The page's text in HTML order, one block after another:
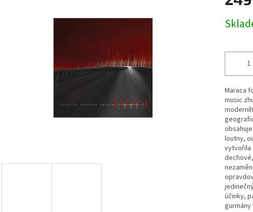
cena:
Maraca
music
loutny,
vytvořila
účinky,